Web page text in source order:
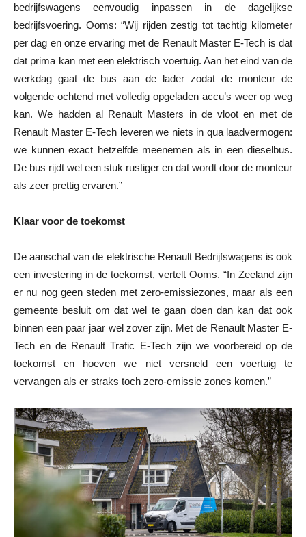
bedrijfswagens eenvoudig inpassen in de dagelijkse
bedrijfsvoering. Ooms: “Wij rijden zestig tot tachtig kilometer
per dag en onze ervaring met de Renault Master E-Tech is dat
dat prima kan met een elektrisch voertuig. Aan het eind van de
werkdag gaat de bus aan de lader zodat de monteur de
volgende ochtend met volledig opgeladen accu’s weer op weg
kan. We hadden al Renault Masters in de vloot en met de
Renault Master E-Tech leveren we niets in qua laadvermogen:
we kunnen exact hetzelfde meenemen als in een dieselbus.
De bus rijdt wel een stuk rustiger en dat wordt door de monteur
als zeer prettig ervaren.”
Klaar voor de toekomst
De aanschaf van de elektrische Renault Bedrijfswagens is ook
een investering in de toekomst, vertelt Ooms. “In Zeeland zijn
er nu nog geen steden met zero-emissiezones, maar als een
gemeente besluit om dat wel te gaan doen dan kan dat ook
binnen een paar jaar wel zover zijn. Met de Renault Master E-
Tech en de Renault Trafic E-Tech zijn we voorbereid op de
toekomst en hoeven we niet versneld een voertuig te
vervangen als er straks toch zero-emissie zones komen.”